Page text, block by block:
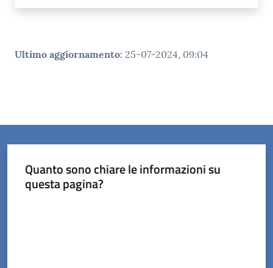
Ultimo aggiornamento: 25-07-2024, 09:04
Quanto sono chiare le informazioni su
questa pagina?